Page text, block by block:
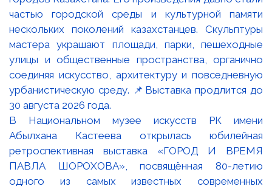
В Национальном музее искусств РК имени
Абылхана Кастеева открылась юбилейная
ретроспективная выставка «ГОРОД И ВРЕМЯ
ПАВЛА ШОРОХОВА», посвящённая 80-летию
одного из самых известных современных